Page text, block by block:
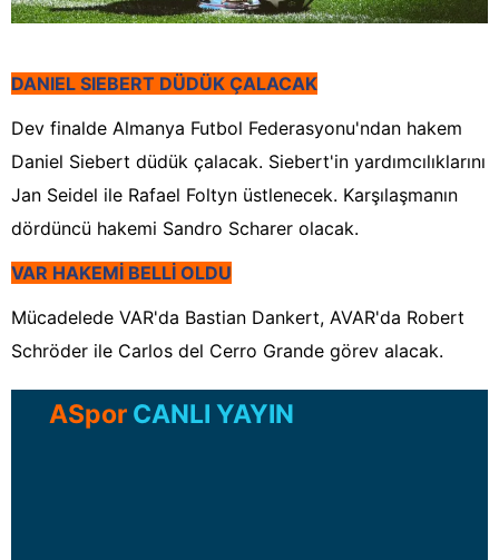
DANIEL SIEBERT DÜDÜK ÇALACAK
Dev finalde Almanya Futbol Federasyonu'ndan hakem
Daniel Siebert düdük çalacak. Siebert'in yardımcılıklarını
Jan Seidel ile Rafael Foltyn üstlenecek. Karşılaşmanın
dördüncü hakemi Sandro Scharer olacak.
VAR HAKEMİ BELLİ OLDU
Mücadelede VAR'da Bastian Dankert, AVAR'da Robert
Schröder ile Carlos del Cerro Grande görev alacak.
ASpor CANLI YAYIN